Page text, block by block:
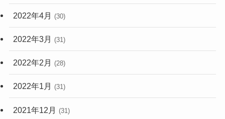
2022年4月 (30)
2022年3月 (31)
2022年2月 (28)
2022年1月 (31)
2021年12月 (31)